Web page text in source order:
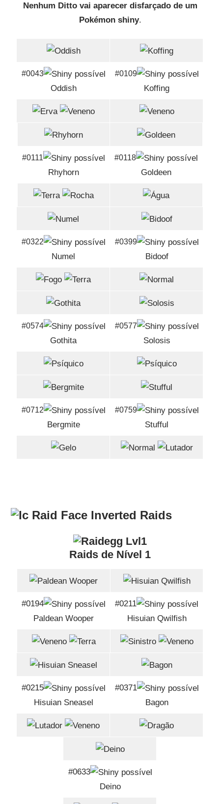
Nenhum Ditto vai aparecer disfarçado de um
Pokémon shiny.
#0043
Oddish
#0109
Koffing
#0111
Rhyhorn
#0118
Goldeen
#0322
Numel
#0399
Bidoof
#0574
Gothita
#0577
Solosis
#0712
Bergmite
#0759
Stufful
Raids
Raids de Nível 1
#0194
Paldean Wooper
#0211
Hisuian Qwilfish
#0215
Hisuian Sneasel
#0371
Bagon
#0633
Deino